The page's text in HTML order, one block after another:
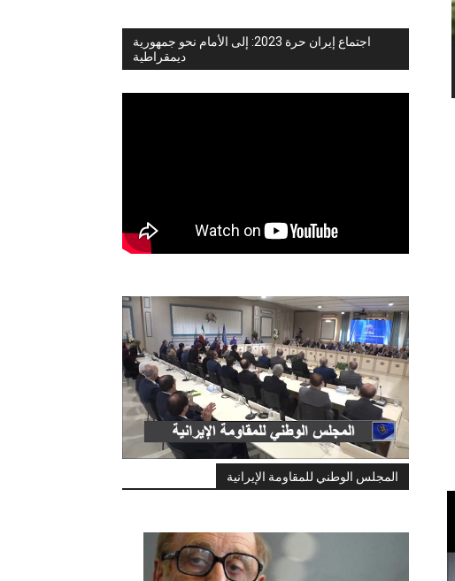
اجتماع إيران حرة 2023: إلى الأمام نحو جمهورية
ديمقراطية
المجلس الوطني للمقاومة الإيرانية